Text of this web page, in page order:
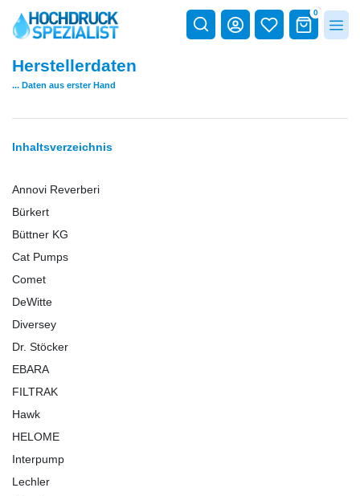
0
Herstellerdaten
... Daten aus erster Hand
Inhaltsverzeichnis
Annovi Reverberi
Bürkert
Büttner KG
Cat Pumps
Comet
DeWitte
Diversey
Dr. Stöcker
EBARA
FILTRAK
Hawk
HELOME
Interpump
Lechler